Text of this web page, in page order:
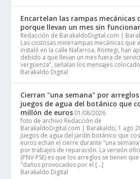
Encartelan las rampas mecánicas
porque llevan un mes sin funcionar
Redacción de BarakaldoDigital.com |
Las costosas minirrampas mecánicas que
instaló en la calle Nafarroa, Rontegi, han
debido a que llevan un mes fuera de
vergüenza”, señalan los mensajes
Barakaldo Digital
Cierran "una semana" por
juegos de agua del botánico que
millón de euros 01/08/2026
foto de archivo Redacción de
BarakaldoDigital.com | Barakaldo, 1 ago
juegos de agua del jardín botánico que
euros echan el cierre durante "una
por trabajos de reparación. La versión
(PNV-PSE) es que los arreglos se tienen
"daños provocados por el […]
Barakaldo Digital